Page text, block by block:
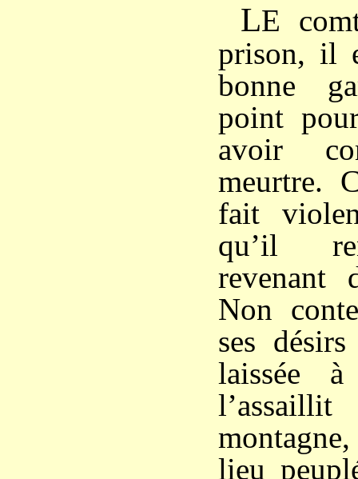
LE
prison, il
bonne
point
avoir
meurtre.
fait
qu’il
revenant
Non
ses
laissée
lieu